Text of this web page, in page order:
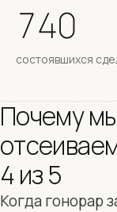
740
состоявшихся
Почему
4 из 5
Когда гонорар